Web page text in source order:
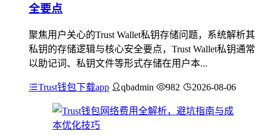
全要点
聚焦用户关心的Trust Wallet私钥存储问题，系统解析其
私钥的存储逻辑与核心安全要点，Trust Wallet私钥通常
以助记词、私钥文件等形式存储在用户本...
Trust钱包下载app qbadmin 982 2026-08-06